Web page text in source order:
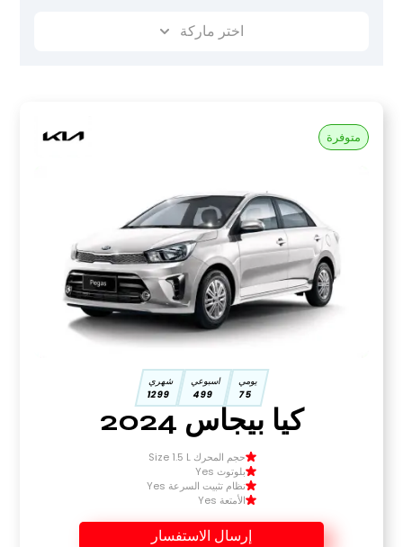
اختر ماركة
متوفرة
يومي
75
اسبوعي
499
شهري
1299
كيا بيجاس 2024
حجم المحرك Size 1.5 L
بلوتوث Yes
نظام تثبيت السرعة Yes
الأمتعة Yes
إرسال الاستفسار